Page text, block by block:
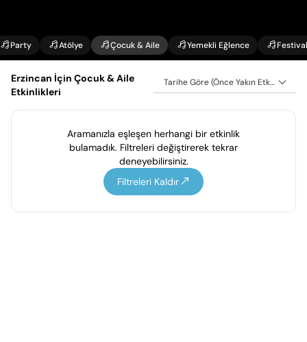
Party Atölye Çocuk & Aile Yemekli Eğlence Festival
Erzincan İçin Çocuk & Aile
Etkinlikleri
Tarihe Göre (Önce Yakın Etkinlikler)
Aramanızla eşleşen herhangi bir etkinlik
bulamadık. Filtreleri değiştirerek tekrar
deneyebilirsiniz.
Filtreleri Kaldır